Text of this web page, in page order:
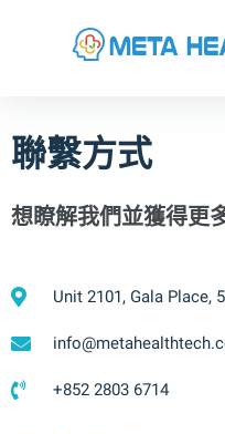
聯繫方式
想瞭解我們並獲得更
Unit 2101, Gala Place,
+852 2803 6714